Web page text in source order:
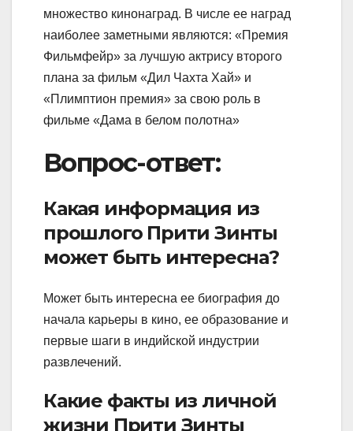
множество кинонаград. В числе ее наград
наиболее заметными являются: «Премия
Фильмфейр» за лучшую актрису второго
плана за фильм «Дил Чахта Хай» и
«Плимптион премия» за свою роль в
фильме «Дама в белом полотна»
Вопрос-ответ:
Какая информация из
прошлого Прити Зинты
может быть интересна?
Может быть интересна ее биография до
начала карьеры в кино, ее образование и
первые шаги в индийской индустрии
развлечений.
Какие факты из личной
жизни Прити Зинты